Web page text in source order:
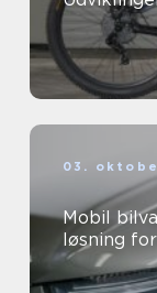
03.
Mobil
løsning